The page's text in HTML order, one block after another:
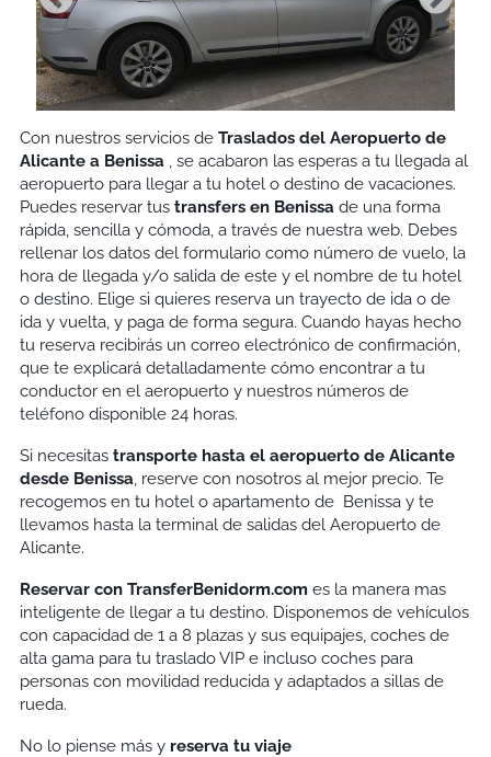
Con nuestros servicios de Traslados del Aeropuerto de
Alicante a Benissa , se acabaron las esperas a tu llegada al
aeropuerto para llegar a tu hotel o destino de vacaciones.
Puedes reservar tustransfers en Benissa de una forma
rápida, sencilla y cómoda, a través de nuestra web. Debes
rellenar los datos del formulario como número de vuelo, la
hora de llegada y/o salida de este y el nombre de tu hotel
o destino. Elige si quieres reserva un trayecto de ida o de
ida y vuelta, y paga de forma segura. Cuando hayas hecho
tu reserva recibirás un correo electrónico de confirmación,
que te explicará detalladamente cómo encontrar a tu
conductor en el aeropuerto y nuestros números de
teléfono disponible 24 horas.
Si necesitas transporte hasta el aeropuerto de Alicante
desde Benissa, reserve con nosotros al mejor precio. Te
recogemos en tu hotel o apartamento de Benissa y te
llevamos hasta la terminal de salidas del Aeropuerto de
Alicante.
Reservar con TransferBenidorm.comes la manera mas
inteligente de llegar a tu destino. Disponemos de vehículos
con capacidad de 1 a 8 plazas y sus equipajes, coches de
alta gama para tu traslado VIP e incluso coches para
personas con movilidad reducida y adaptados a sillas de
rueda.
No lo piense más y reserva tu viaje